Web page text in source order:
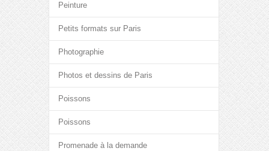
Peinture
Petits formats sur Paris
Photographie
Photos et dessins de Paris
Poissons
Poissons
Promenade à la demande